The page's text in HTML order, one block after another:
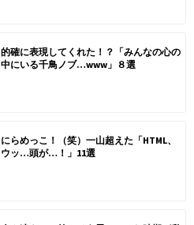
的確に表現してくれた！？「みんなの心の
中にいる千鳥ノブ…www」８選
にらめっこ！（笑）一山超えた「HTML、
ウッ…頭が…！」11選